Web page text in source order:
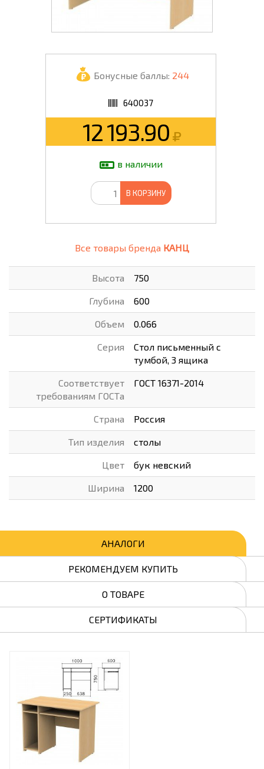
Бонусные баллы: 244
640037
12 193.90
в наличии
В КОРЗИНУ
Все товары бренда КАНЦ
Высота 750
Глубина 600
Объем 0.066
Серия
Стол письменный с
тумбой, 3 ящика
Соответствует
требованиям ГОСТа
ГОСТ 16371-2014
Страна Россия
Тип изделия столы
Цвет бук невский
Ширина 1200
АНАЛОГИ
РЕКОМЕНДУЕМ КУПИТЬ
О ТОВАРЕ
СЕРТИФИКАТЫ